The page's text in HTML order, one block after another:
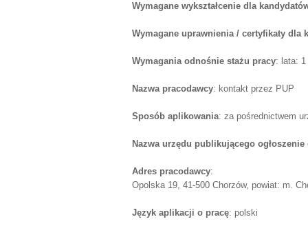
Wymagane wykształcenie dla
Wymagane uprawnienia / certyfikaty dla
Wymagania odnośnie stażu pracy: lata: 1
Nazwa pracodawcy: kontakt przez PUP
Sposób aplikowania: za pośrednictwem
Nazwa urzędu publikującego ogłoszenie
Adres pracodawcy:
Opolska 19, 41-500 Chorzów, powiat: m.
Język aplikacji o pracę: polski